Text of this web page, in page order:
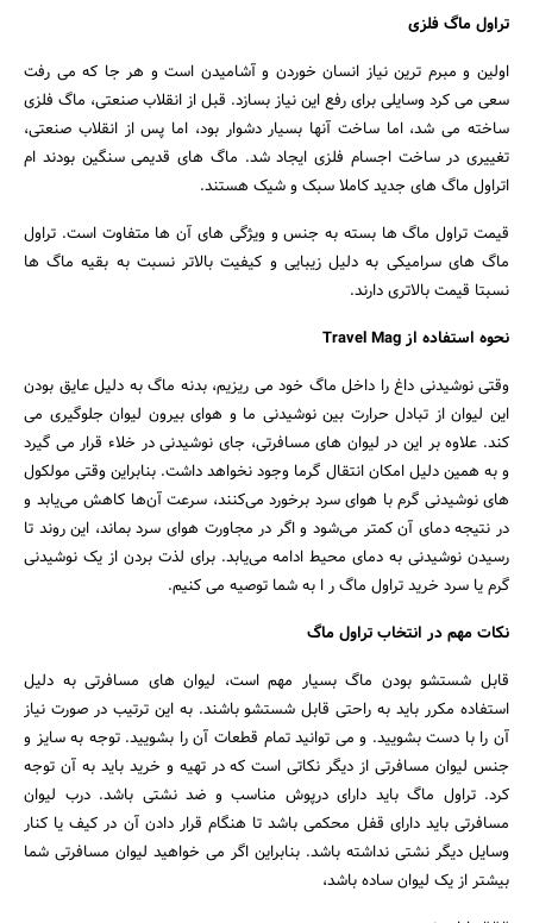
تراول ماگ فلزی
اولین و مبرم ترین نیاز انسان خوردن و آشامیدن است و هر جا که می رفت
سعی می کرد وسایلی برای رفع این نیاز بسازد. قبل از انقلاب صنعتی، ماگ فلزی
ساخته می شد، اما ساخت آنها بسیار دشوار بود، اما پس از انقلاب صنعتی،
تغییری در ساخت اجسام فلزی ایجاد شد. ماگ های قدیمی سنگین بودند ام
اتراول ماگ های جدید کاملا سبک و شیک هستند.
قیمت تراول ماگ ها بسته به جنس و ویژگی های آن ها متفاوت است. تراول
ماگ های سرامیکی به دلیل زیبایی و کیفیت بالاتر نسبت به بقیه ماگ ها
نسبتا قیمت بالاتری دارند.
نحوه استفاده از Travel Mag
وقتی نوشیدنی داغ را داخل ماگ خود می ریزیم، بدنه ماگ به دلیل عایق بودن
این لیوان از تبادل حرارت بین نوشیدنی ما و هوای بیرون لیوان جلوگیری می
کند. علاوه بر این در لیوان های مسافرتی، جای نوشیدنی در خلاء قرار می گیرد
و به همین دلیل امکان انتقال گرما وجود نخواهد داشت. بنابراین وقتی مولکول‌
های نوشیدنی گرم با هوای سرد برخورد می‌کنند، سرعت آن‌ها کاهش می‌یابد و
در نتیجه دمای آن کمتر می‌شود و اگر در مجاورت هوای سرد بماند، این روند تا
رسیدن نوشیدنی به دمای محیط ادامه می‌یابد. برای لذت بردن از یک نوشیدنی
گرم یا سرد خرید تراول ماگ ر ا به شما توصیه می کنیم.
نکات مهم در انتخاب تراول ماگ
قابل شستشو بودن ماگ بسیار مهم است، لیوان های مسافرتی به دلیل
استفاده مکرر باید به راحتی قابل شستشو باشند. به این ترتیب در صورت نیاز
آن را با دست بشویید. و می توانید تمام قطعات آن را بشویید. توجه به سایز و
جنس لیوان مسافرتی از دیگر نکاتی است که در تهیه و خرید باید به آن توجه
کرد. تراول ماگ باید دارای درپوش مناسب و ضد نشتی باشد. درب لیوان
مسافرتی باید دارای قفل محکمی باشد تا هنگام قرار دادن آن در کیف یا کنار
وسایل دیگر نشتی نداشته باشد. بنابراین اگر می خواهید لیوان مسافرتی شما
بیشتر از یک لیوان ساده باشد،